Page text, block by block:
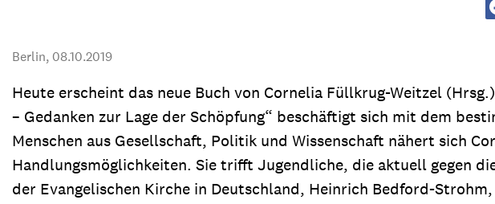
Geschenke
Sie brauchen Materialien?
Entdecken Sie unsere zahlreichen Publikationen & Materialien:
Berlin, 08.10.2019
Heute erscheint das neue Buch von Cornelia Füllkrug-Weitzel
– Gedanken zur Lage der Schöpfung“ beschäftigt sich mit dem
Menschen aus Gesellschaft, Politik und Wissenschaft nähert sich
Handlungsmöglichkeiten. Sie trifft Jugendliche, die aktuell gegen
der Evangelischen Kirche in Deutschland, Heinrich Bedford-